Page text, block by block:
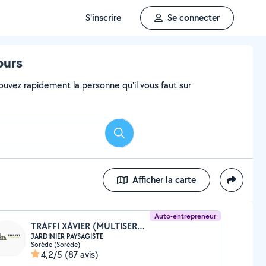
S'inscrire Se connecter
rapidement la personne qu'il vous faut sur
Rechercher
Afficher la carte
Auto-entrepreneur
TRAFFI XAVIER (MULTISERVICE)
JARDINIER PAYSAGISTE
Sorède (Sorède)
4,2/5 (87 avis)